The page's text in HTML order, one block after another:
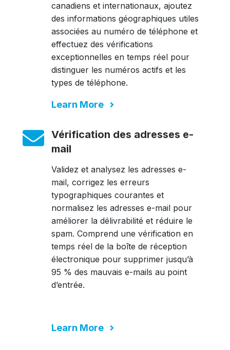
canadiens et internationaux, ajoutez
des informations géographiques utiles
associées au numéro de téléphone et
effectuez des vérifications
exceptionnelles en temps réel pour
distinguer les numéros actifs et les
types de téléphone.
Learn More
Vérification des adresses e-
mail
Validez et analysez les adresses e-
mail, corrigez les erreurs
typographiques courantes et
normalisez les adresses e-mail pour
améliorer la délivrabilité et réduire le
spam. Comprend une vérification en
temps réel de la boîte de réception
électronique pour supprimer jusqu’à
95 % des mauvais e-mails au point
d’entrée.
Learn More